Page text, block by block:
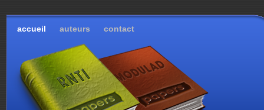
accueil auteurs contact